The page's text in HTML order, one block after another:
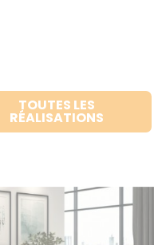
TOUTES LES
RÉALISATIONS